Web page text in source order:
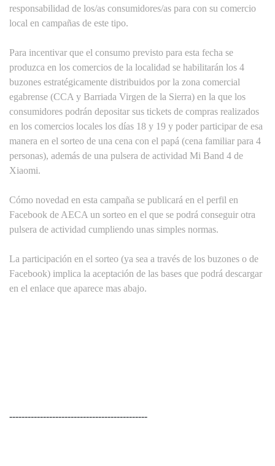
responsabilidad de los/as consumidores/as para con su comercio
local en campañas de este tipo.
Para incentivar que el consumo previsto para esta fecha se
produzca en los comercios de la localidad se habilitarán los 4
buzones estratégicamente distribuidos por la zona comercial
egabrense (CCA y Barriada Virgen de la Sierra) en la que los
consumidores podrán depositar sus tickets de compras realizados
en los comercios locales los días 18 y 19 y poder participar de esa
manera en el sorteo de una cena con el papá (cena familiar para 4
personas), además de una pulsera de actividad Mi Band 4 de
Xiaomi.
Cómo novedad en esta campaña se publicará en el perfil en
Facebook de AECA un sorteo en el que se podrá conseguir otra
pulsera de actividad cumpliendo unas simples normas.
La participación en el sorteo (ya sea a través de los buzones o de
Facebook) implica la aceptación de las bases que podrá descargar
en el enlace que aparece mas abajo.
---------------------------------------------